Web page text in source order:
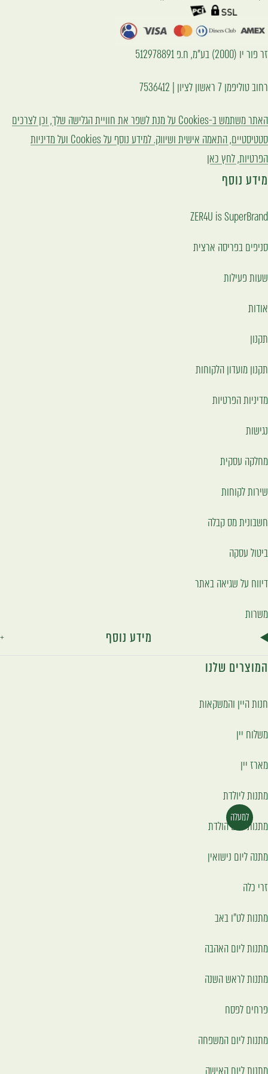
למעלה
"page"
for
{{
page
"page"
for
{{
page
"page"
{{
page
זר פור יו (2000) בע"מ, ח.פ 512978891
רחוב טוליפמן 7 ראשון לציון | 7536412
האתר משתמש ב-Cookies על מנת לשפר את חוויית הגלישה שלך, וכן לצרכים
סטטיסטיים, התאמה אישית ושיווק. למידע נוסף על Cookies ועל מדיניות
הפרטיות, לחץ כאן
מידע נוסף
ZER4U is SuperBrand
סניפים בפריסה ארצית
שעות פעילות
אודות
תקנון
תקנון מועדון הלקוחות
מדיניות הפרטיות
נגישות
מחלקה עסקית
שירות לקוחות
חשבונית מס קבלה
ביטול עסקה
דיווח על שגיאה באתר
משרות
מידע נוסף
המוצרים שלנו
חנות היין והמשקאות
משלוח יין
מארז יין
מתנות ליולדת
מתנות ליום הולדת
מתנה ליום נישואין
זרי כלה
מתנות לט"ו באב
מתנות ליום האהבה
מתנות לראש השנה
פרחים לפסח
מתנות ליום המשפחה